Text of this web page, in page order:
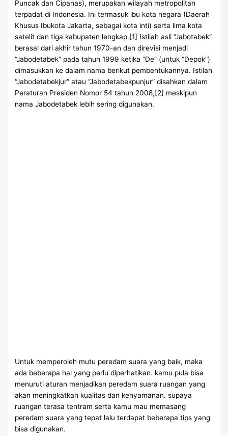
Puncak dan Cipanas), merupakan wilayah metropolitan
terpadat di Indonesia. Ini termasuk ibu kota negara (Daerah
Khusus Ibukota Jakarta, sebagai kota inti) serta lima kota
satelit dan tiga kabupaten lengkap.[1] Istilah asli “Jabotabek”
berasal dari akhir tahun 1970-an dan direvisi menjadi
“Jabodetabek” pada tahun 1999 ketika “De” (untuk “Depok”)
dimasukkan ke dalam nama berikut pembentukannya. Istilah
“Jabodetabekjur” atau “Jabodetabekpunjur” disahkan dalam
Peraturan Presiden Nomor 54 tahun 2008,[2] meskipun
nama Jabodetabek lebih sering digunakan.
Untuk memperoleh mutu peredam suara yang baik, maka
ada beberapa hal yang perlu diperhatikan. kamu pula bisa
menuruti aturan menjadikan peredam suara ruangan yang
akan meningkatkan kualitas dan kenyamanan. supaya
ruangan terasa tentram serta kamu mau memasang
peredam suara yang tepat lalu terdapat beberapa tips yang
bisa digunakan.